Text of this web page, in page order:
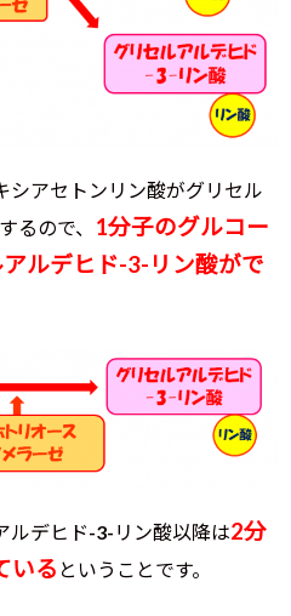
シアセトンリン酸がグリセル
るので、
1分子のグルコー
ルデヒド-3-リン酸がで
ルデヒド-3-リン酸以降は2分
いる ということです。